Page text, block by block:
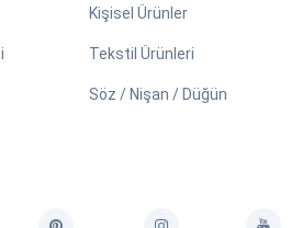
Kişisel Ürünler
Tekstil Ürünleri
Söz / Nişan / Düğün